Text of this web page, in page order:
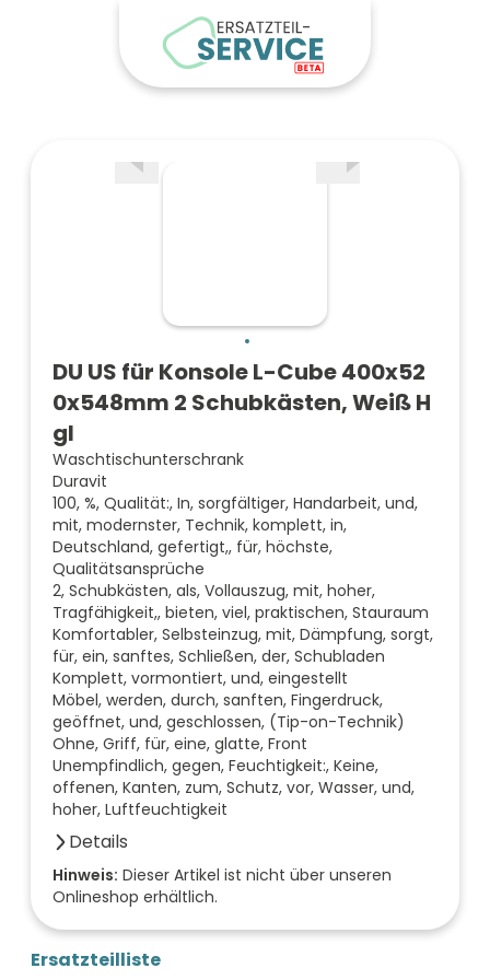
DU US für Konsole L-Cube 400x52
0x548mm 2 Schubkästen, Weiß H
gl
Waschtischunterschrank
Duravit
100, %, Qualität:, In, sorgfältiger, Handarbeit, und,
mit, modernster, Technik, komplett, in,
Deutschland, gefertigt,, für, höchste,
Qualitätsansprüche
2, Schubkästen, als, Vollauszug, mit, hoher,
Tragfähigkeit,, bieten, viel, praktischen, Stauraum
Komfortabler, Selbsteinzug, mit, Dämpfung, sorgt,
für, ein, sanftes, Schließen, der, Schubladen
Komplett, vormontiert, und, eingestellt
Möbel, werden, durch, sanften, Fingerdruck,
geöffnet, und, geschlossen, (Tip-on-Technik)
Ohne, Griff, für, eine, glatte, Front
Unempfindlich, gegen, Feuchtigkeit:, Keine,
offenen, Kanten, zum, Schutz, vor, Wasser, und,
hoher, Luftfeuchtigkeit
Details
Farbe der Front
520
Höhe (mm)
Hinweis: Dieser Artikel ist nicht über unseren
Onlineshop erhältlich.
Ersatzteilliste